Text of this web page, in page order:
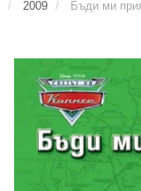
2009 Бъди ми